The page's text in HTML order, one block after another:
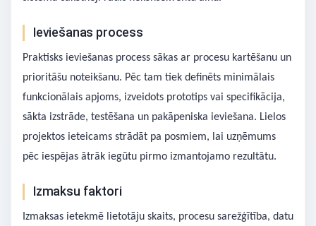
Ieviešanas process
Praktisks ieviešanas process sākas ar procesu kartēšanu un
prioritāšu noteikšanu. Pēc tam tiek definēts minimālais
funkcionālais apjoms, izveidots prototips vai specifikācija,
sākta izstrāde, testēšana un pakāpeniska ieviešana. Lielos
projektos ieteicams strādāt pa posmiem, lai uzņēmums
pēc iespējas ātrāk iegūtu pirmo izmantojamo rezultātu.
Izmaksu faktori
Izmaksas ietekmē lietotāju skaits, procesu sarežģītība, datu